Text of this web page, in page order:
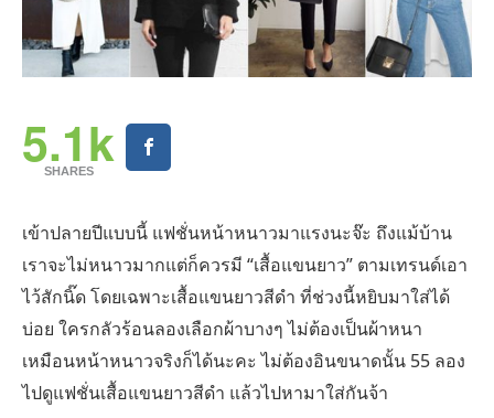
5.1k
SHARES
เข้าปลายปีแบบนี้ แฟชั่นหน้าหนาวมาแรงนะจ๊ะ ถึงแม้บ้าน
เราจะไม่หนาวมากแต่ก็ควรมี “เสื้อแขนยาว” ตามเทรนด์เอา
ไว้สักนิ๊ด โดยเฉพาะเสื้อแขนยาวสีดำ ที่ช่วงนี้หยิบมาใส่ได้
บ่อย ใครกลัวร้อนลองเลือกผ้าบางๆ ไม่ต้องเป็นผ้าหนา
เหมือนหน้าหนาวจริงก็ได้นะคะ ไม่ต้องอินขนาดนั้น 55 ลอง
ไปดูแฟชั่นเสื้อแขนยาวสีดำ แล้วไปหามาใส่กันจ้า